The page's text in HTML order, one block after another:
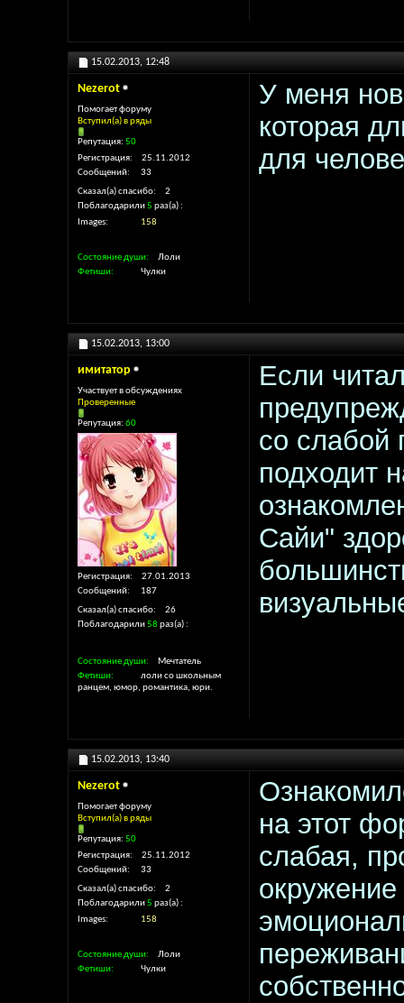
15.02.2013, 12:48
Nezerot
Помогает форуму
Вступил(а) в ряды
Репутация: 50
Регистрация
25.11.2012
Сообщений
33
Сказал(а) спасибо
2
Поблагодарили5 раз(а)
Images
158
Состояние души
Лоли
Фетиши
Чулки
У меня
которая
для
15.02.2013, 13:00
имитатор
Участвует в обсуждениях
Проверенные
Репутация: 60
Регистрация
27.01.2013
Сообщений
187
Сказал(а) спасибо
26
Поблагодарили58 раз(а)
Состояние души
Мечтатель
Фетиши
лоли со школьным
ранцем, юмор, романтика, юри.
Если
со слабой
подходит
Сайи"
15.02.2013, 13:40
Nezerot
Помогает форуму
Вступил(а) в ряды
Репутация: 50
Регистрация
25.11.2012
Сообщений
33
Сказал(а) спасибо
2
Поблагодарили5 раз(а)
Images
158
Состояние души
Лоли
Фетиши
Чулки
на этот
слабая,